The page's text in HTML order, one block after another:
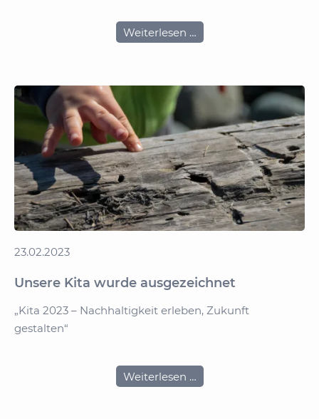
Weiterlesen …Kuchenbasar
im
Grevesmühlen
23.02.2023
Unsere Kita wurde ausgezeichnet
„Kita 2023 – Nachhaltigkeit erleben, Zukunft
gestalten“
Weiterlesen …Unsere
Kita